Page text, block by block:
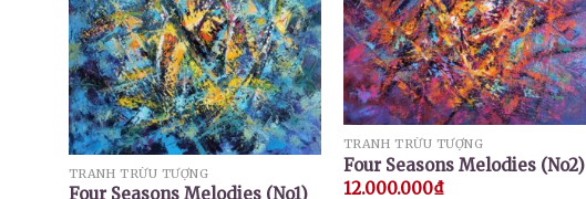
TRANH TRỪU TƯỢNG
Four Seasons Melodies (No1)
TRANH TRỪU TƯỢNG
Four Seasons Melodies (No2)
12.000.000₫